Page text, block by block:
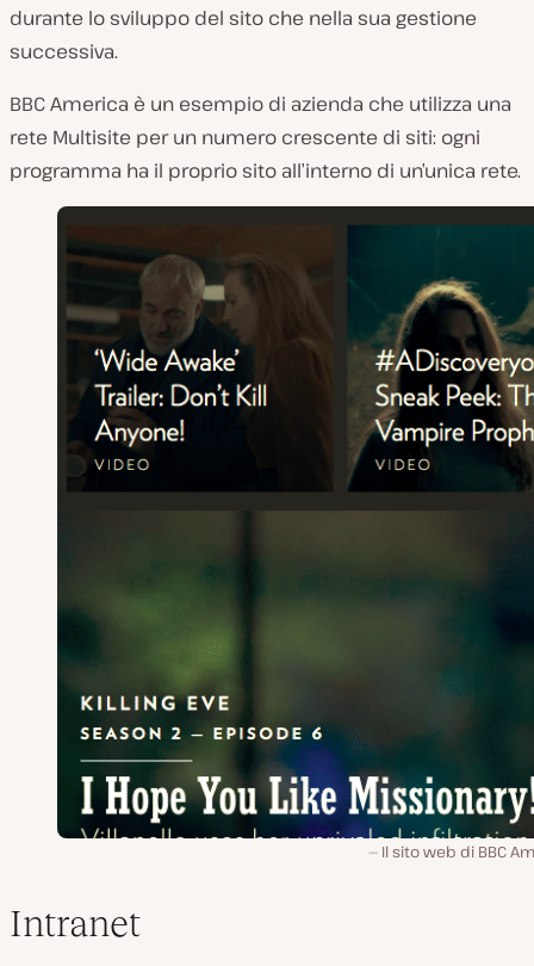
durante lo sviluppo del sito che nella sua gestione
successiva.
BBC America è un esempio di azienda che utilizza una
rete Multisite per un numero crescente di siti: ogni
programma ha il proprio sito all’interno di un’unica rete.
Il sito web di BBC
Intranet